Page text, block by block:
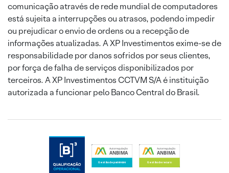
comunicação através de rede mundial de computadores
está sujeita a interrupções ou atrasos, podendo impedir
ou prejudicar o envio de ordens ou a recepção de
informações atualizadas. A XP Investimentos exime-se de
responsabilidade por danos sofridos por seus clientes,
por força de falha de serviços disponibilizados por
terceiros. A XP Investimentos CCTVM S/A é instituição
autorizada a funcionar pelo Banco Central do Brasil.